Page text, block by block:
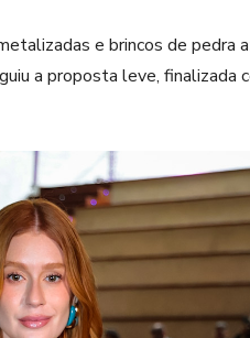
e brincos de pedra
a proposta leve, finalizada